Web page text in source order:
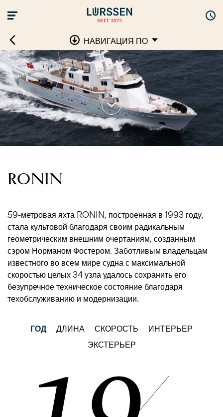
НАВИГАЦИЯ ПО
RONIN
59-метровая яхта RONIN, построенная в 1993 году,
стала культовой благодаря своим радикальным
геометрическим внешним очертаниям, созданным
сэром Норманом Фостером. Заботливым владельцам
известного во всем мире судна с максимальной
скоростью целых 34 узла удалось сохранить его
безупречное техническое состояние благодаря
техобслуживанию и модернизации.
ГОД ДЛИНА СКОРОСТЬ
ИНТЕРЬЕР
ЭКСТЕРЬЕР